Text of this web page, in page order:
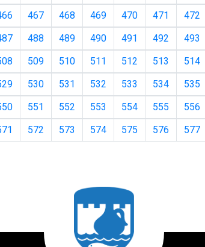
467 468 469 470 471 472
488 489 490 491 492 493
509 510 511 512 513 514
530 531 532 533 534 535
551 552 553 554 555 556
572 573 574 575 576 577